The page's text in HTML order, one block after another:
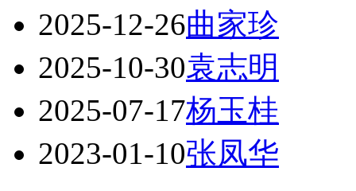
2025-12-26曲家珍
2025-10-30袁志明
2025-07-17杨玉桂
2023-01-10张凤华